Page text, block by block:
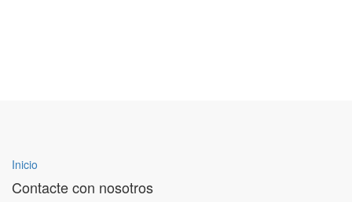
Inicio
Contacte con nosotros